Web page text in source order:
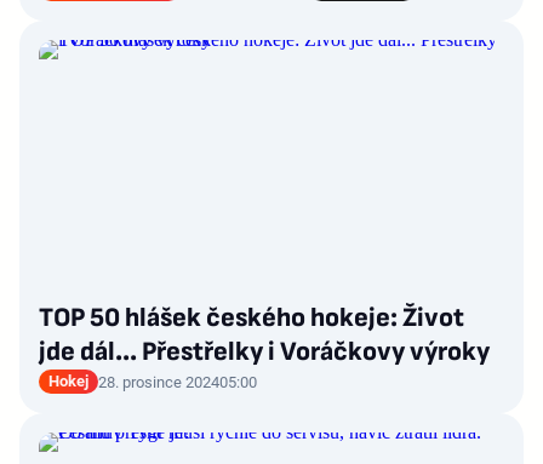
TOP 50 hlášek českého hokeje: Život
jde dál... Přestřelky i Voráčkovy výroky
Hokej 28. prosince 202405:00